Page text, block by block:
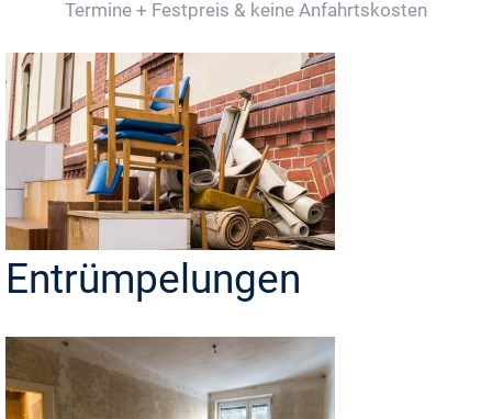
Termine + Festpreis & keine Anfahrtskosten
Entrümpelungen